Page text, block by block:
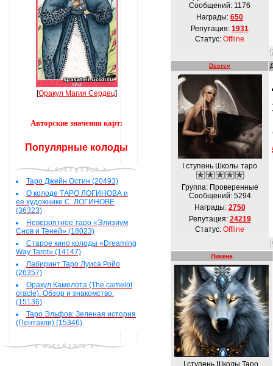
[Оракул Магия Сердец]
Авторские значения карт:
Популярные колоды
Таро Джейн Остин (20493)
О колоде ТАРО ЛОГИНОВА и
ее художнике С. ЛОГИНОВЕ
(36323)
Невероятное таро «Элизиум
Снов и Теней» (18023)
Старое кино колоды «Dreaming
Way Tarot» (14147)
Лабиринт Таро Луиса Ройо
(26357)
Оракул Камелота (The camelot
oracle). Обзор и знакомство.
(15136)
Таро Эльфов: Зеленая история
(Пентакли) (15346)
Сообщений: 1176
Награды: 650
Репутация: 1931
Статус: Offline
Deerey
I ступень Школы таро
Группа: Проверенные
Сообщений: 5294
Награды: 2750
Репутация: 24219
Статус: Offline
Ликена
І ступень Школы Таро.